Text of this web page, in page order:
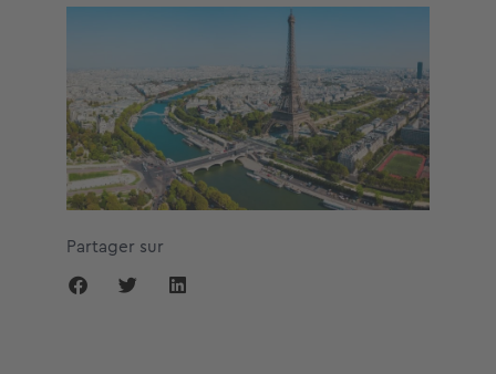
Partager sur